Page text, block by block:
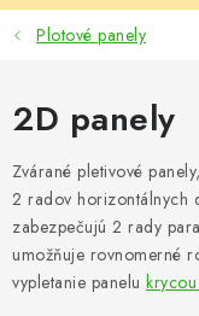
STĹPIKY
PODHRABOVÉ DOSKY
BRÁNY A BRÁNKY
GABIÓNY (PLOTY,
Plotové panely
2D panely
Zvárané pletivové
2 radov horizontálnych
zabezpečujú 2 rady
umožňuje rovnomerné
vypletanie panelu